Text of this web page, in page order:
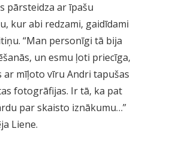
pārsteidza ar īpašu
kur abi redzami, gaidīdami
“Man personīgi tā bija
un esmu ļoti priecīga,
ar mīļoto vīru Andri tapušas
fotogrāfijas. Ir tā, ka pat
par skaisto iznākumu…”
Liene.